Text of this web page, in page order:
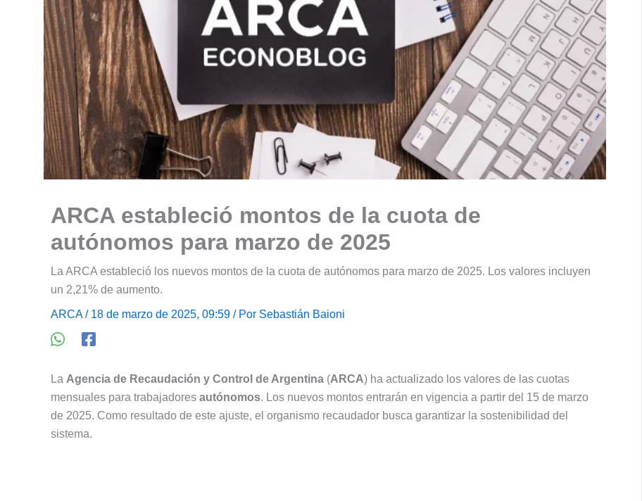
ARCA estableció montos de la cuota de
autónomos para marzo de 2025
La ARCA estableció los nuevos montos de la cuota de autónomos para marzo de 2025. Los valores incluyen
un 2,21% de aumento.
ARCA/ 18 de marzo de 2025, 09:59 / Por Sebastián Baioni
La Agencia de Recaudación y Control de Argentina (ARCA) ha actualizado los valores de las cuotas
mensuales para trabajadores autónomos. Los nuevos montos entrarán en vigencia a partir del 15 de marzo
de 2025. Como resultado de este ajuste, el organismo recaudador busca garantizar la sostenibilidad del
sistema.